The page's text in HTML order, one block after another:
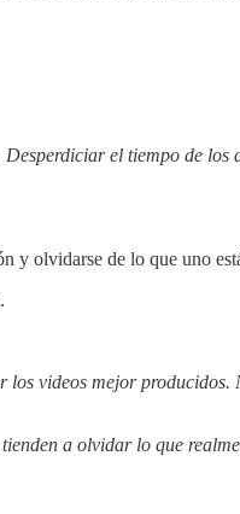
el tiempo de los
y olvidarse de lo que uno
videos mejor producidos.
a olvidar lo que